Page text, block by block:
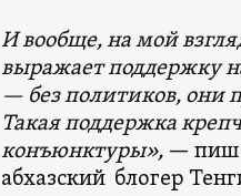
И вообще, на мой
выражает поддержку
— без политиков, они
Такая поддержка
конъюнктуры»,—
абхазский блогер